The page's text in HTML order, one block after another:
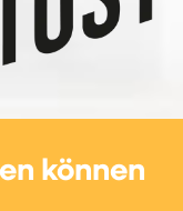
können